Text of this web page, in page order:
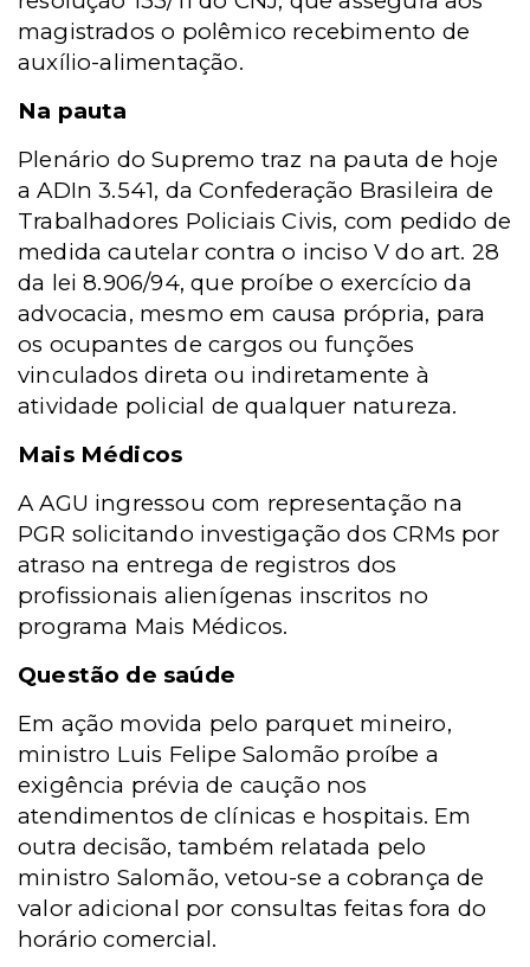
magistrados o polêmico recebimento de
auxílio-alimentação.
Na pauta
Plenário do Supremo traz na pauta de hoje
a ADIn 3.541, da Confederação Brasileira de
Trabalhadores Policiais Civis, com pedido de
medida cautelar contra o inciso V do art. 28
da lei 8.906/94, que proíbe o exercício da
advocacia, mesmo em causa própria, para
os ocupantes de cargos ou funções
vinculados direta ou indiretamente à
atividade policial de qualquer natureza.
Mais Médicos
A AGU ingressou com representação na
PGR solicitando investigação dos CRMs por
atraso na entrega de registros dos
profissionais alienígenas inscritos no
programa Mais Médicos.
Questão de saúde
Em ação movida pelo parquet mineiro,
ministro Luis Felipe Salomão proíbe a
exigência prévia de caução nos
atendimentos de clínicas e hospitais. Em
outra decisão, também relatada pelo
ministro Salomão, vetou-se a cobrança de
valor adicional por consultas feitas fora do
horário comercial.